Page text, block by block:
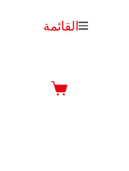
القائمة
عربة